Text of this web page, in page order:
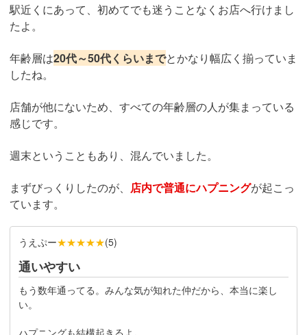
駅近くにあって、初めてでも迷うことなくお店へ行けまし
たよ。
年齢層は20代～50代くらいまでとかなり幅広く揃っていま
したね。
店舗が他にないため、すべての年齢層の人が集まっている
感じです。
週末ということもあり、混んでいました。
まずびっくりしたのが、 店内で普通にハプニングが起こっ
ています。
うえぷー★★★★★(5)
通いやすい
もう数年通ってる。みんな気が知れた仲だから、本当に楽し
い。
ハプニングも結構起きるよ。